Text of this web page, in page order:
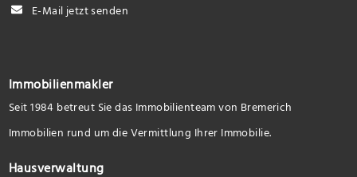
E-Mail jetzt senden
Immobilienmakler
Seit 1984 betreut Sie das Immobilienteam von Bremerich
Immobilien rund um die Vermittlung Ihrer Immobilie.
Hausverwaltung